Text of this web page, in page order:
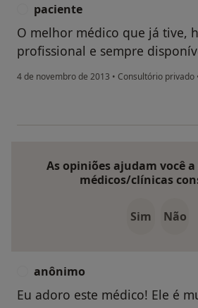
paciente
O melhor médico que já tive,
profissional e sempre
4 de novembro de 2013 • Consultório privado
As opiniões ajudam você
médicos/clínicas
Sim Não
anônimo
Eu adoro este médico! Ele é